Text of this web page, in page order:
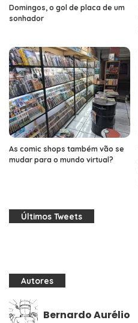
Domingos, o gol de placa de um
sonhador
As comic shops também vão se
mudar para o mundo virtual?
Últimos Tweets
Autores
Bernardo Aurélio